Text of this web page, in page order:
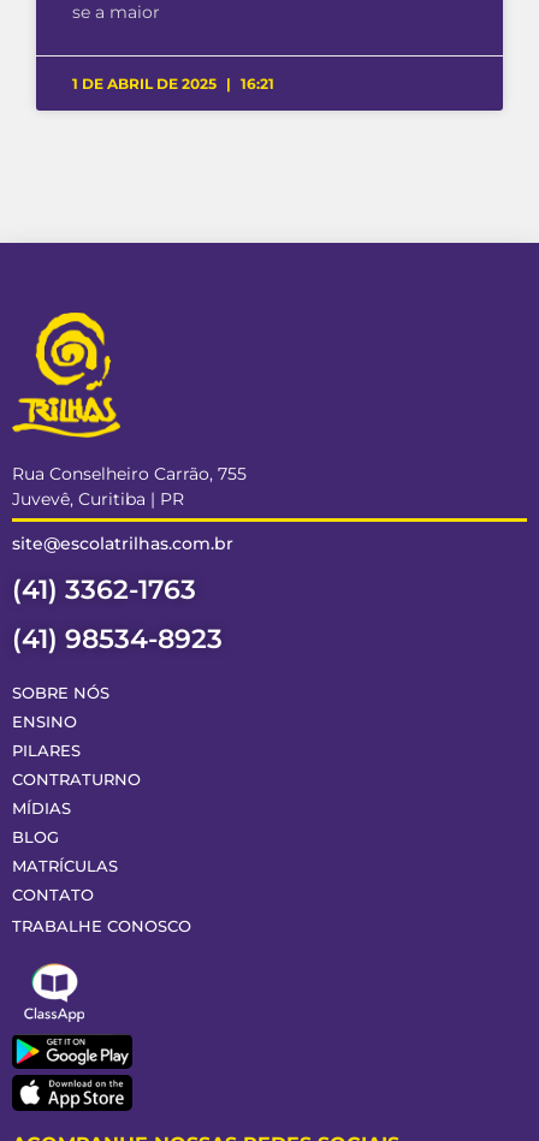
se a maior
1 DE ABRIL DE 2025 16:21
Rua Conselheiro Carrão, 755
Juvevê, Curitiba | PR
site@escolatrilhas.com.br
(41) 3362-1763
(41) 98534-8923
SOBRE NÓS
ENSINO
PILARES
CONTRATURNO
MÍDIAS
BLOG
MATRÍCULAS
CONTATO
TRABALHE CONOSCO